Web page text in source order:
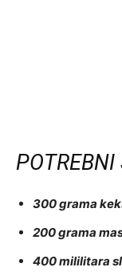
300 grama
200 grama
400 mililitara